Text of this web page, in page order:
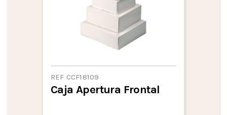
REF CCF18109
Caja Apertura Frontal